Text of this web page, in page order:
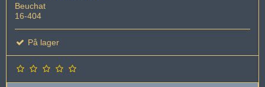
Beuchat
16-404
På lager